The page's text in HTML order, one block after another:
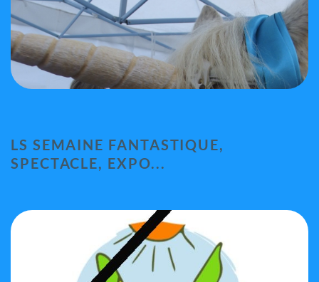
LS SEMAINE FANTASTIQUE,
SPECTACLE, EXPO...